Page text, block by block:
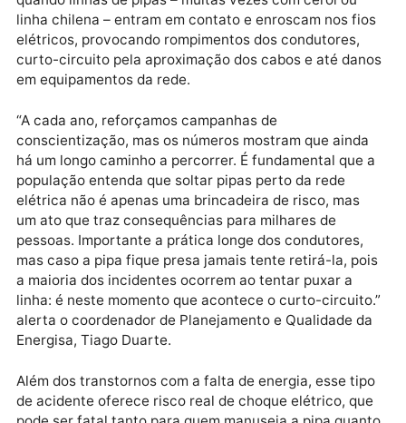
número saltou para mais de 118 mil clientes
impactados, em um total de 137 registros, o que
representa um aumento de 52,3% nas ocorrências
comparação com o ano anterior.
As quedas de energia são causadas, principalmente,
quando linhas de pipas – muitas vezes com cerol ou
linha chilena – entram em contato e enroscam nos
elétricos, provocando rompimentos dos condutores,
curto-circuito pela aproximação dos cabos e até
em equipamentos da rede.
“A cada ano, reforçamos campanhas de
conscientização, mas os números mostram que
há um longo caminho a percorrer. É fundamental
população entenda que soltar pipas perto da rede
um ato que traz consequências para milhares de
pessoas. Importante a prática longe dos condutores,